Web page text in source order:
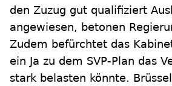
den Zuzug gut qualifiziert
angewiesen, betonen
Zudem befürchtet das
ein Ja zu dem SVP-Plan das
stark belasten könnte.